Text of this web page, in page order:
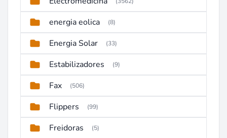
energia eolica (8)
Energia Solar (33)
Estabilizadores (9)
Fax (506)
Flippers (99)
Freidoras (5)